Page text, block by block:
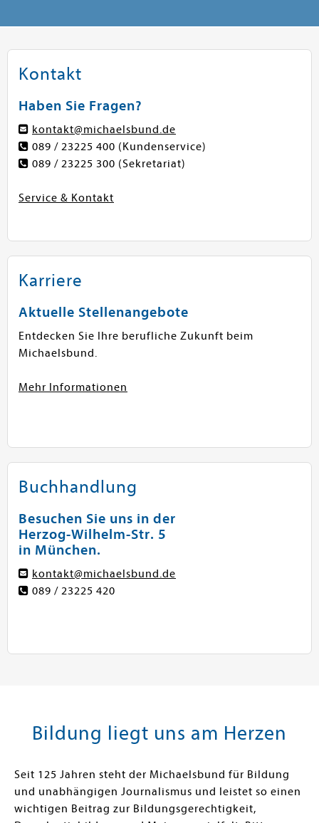
+49 (0941) 597 2519michaelsbund@bistum-
regensburg.de
Diözesanstelle Würzburg
Medienhaus Diözese Würzburg, Katholische
Büchereifachstelle Kardinal-Döpfner-Platz 5, 97070
+49 (0931) 386 11 651buechereifachstelle@bistum-
wuerzburg.dewww.kba.bistum-wuerzburg.de
Hannah Schiele
+49 (089) 23 225 420h.schiele@michaelsbund.de
Kontakt
Haben Sie Fragen?
kontakt@michaelsbund.de
089 / 23225 400 (Kundenservice)
089 / 23225 300 (Sekretariat)
Service & Kontakt
Karriere
Aktuelle Stellenangebote
Entdecken Sie Ihre berufliche Zukunft beim
Michaelsbund.
Mehr Informationen
Buchhandlung
Besuchen Sie uns in der
Herzog-Wilhelm-Str. 5
in München.
kontakt@michaelsbund.de
089 / 23225 420
Bildung liegt uns am Herzen
Seit 125 Jahren steht der Michaelsbund für Bildung
und unabhängigen Journalismus und leistet so einen
wichtigen Beitrag zur Bildungsgerechtigkeit,